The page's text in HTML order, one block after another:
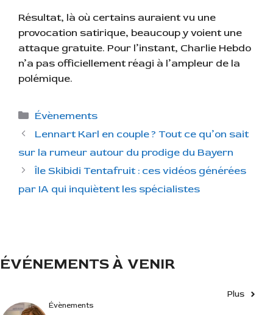
Résultat, là où certains auraient vu une
provocation satirique, beaucoup y voient une
attaque gratuite. Pour l’instant, Charlie Hebdo
n’a pas officiellement réagi à l’ampleur de la
polémique.
C
a
é
g
o
Évènements
Lennart Karl en couple ? Tout ce qu’on sait
sur la rumeur autour du prodige du Bayern
Île Skibidi Tentafruit : ces vidéos générées
par IA qui inquiètent les spécialistes
ÉVÉNEMENTS À VENIR
Plus
Évènements